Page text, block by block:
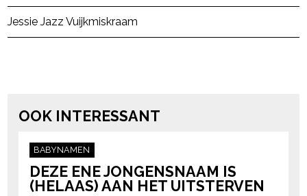
Post Views: 20
Jessie Jazz Vuijkmiskraam
OOK INTERESSANT
BABYNAMEN
DEZE ENE JONGENSNAAM IS
(HELAAS) AAN HET UITSTERVEN